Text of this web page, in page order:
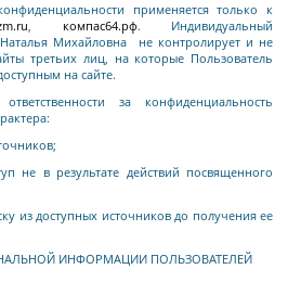
применяется только к
, компас64.рф. Индивидуальный
Михайловна
не контролирует и не
третьих лиц, на которые Пользователь
на сайте.
за конфиденциальность
не в результате действий посвященного
из доступных источников до получения ее
ИНФОРМАЦИИ ПОЛЬЗОВАТЕЛЕЙ